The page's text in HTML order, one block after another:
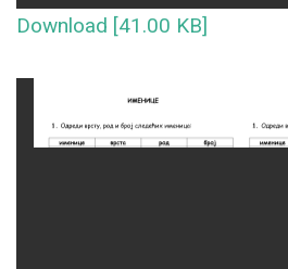
Download [41.00 KB]